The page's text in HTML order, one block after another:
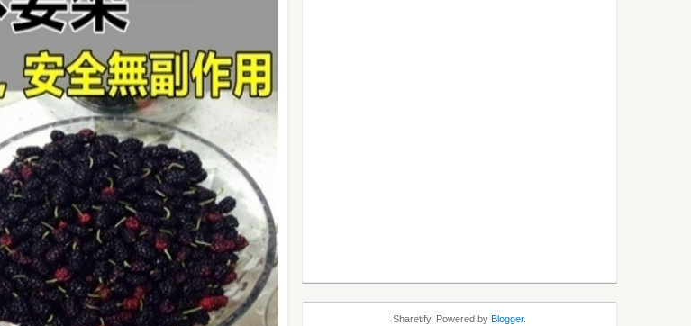
Sharetify. Powered by Blogger.